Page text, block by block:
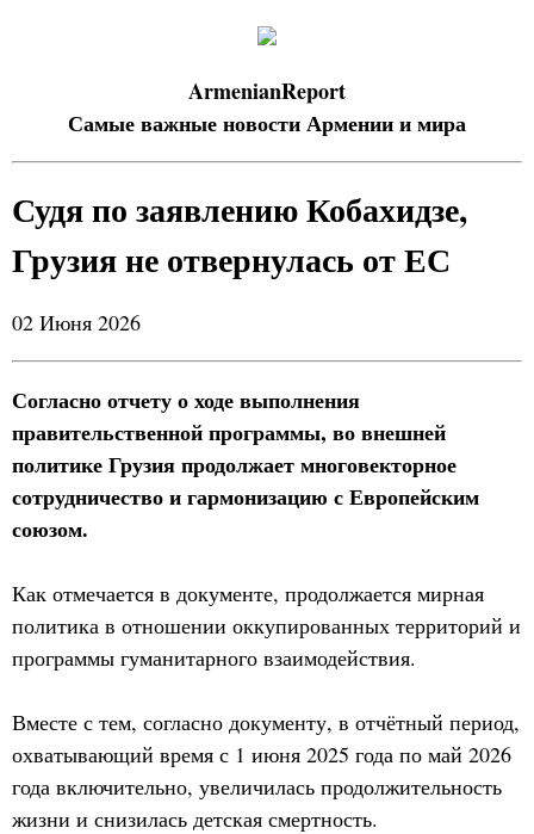
ArmenianReport
Самые важные новости Армении и мира
Судя по заявлению Кобахидзе,
Грузия не отвернулась от ЕС
02 Июня 2026
Согласно отчету о ходе выполнения
правительственной программы, во внешней
политике Грузия продолжает многовекторное
сотрудничество и гармонизацию с Европейским
союзом.
Как отмечается в документе, продолжается мирная
политика в отношении оккупированных территорий и
программы гуманитарного взаимодействия.
Вместе с тем, согласно документу, в отчётный период,
охватывающий время с 1 июня 2025 года по май 2026
года включительно, увеличилась продолжительность
жизни и снизилась детская смертность.